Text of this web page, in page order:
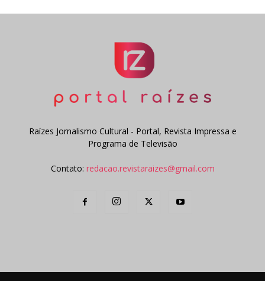
Raízes Jornalismo Cultural - Portal, Revista Impressa e
Programa de Televisão
Contato: redacao.revistaraizes@gmail.com